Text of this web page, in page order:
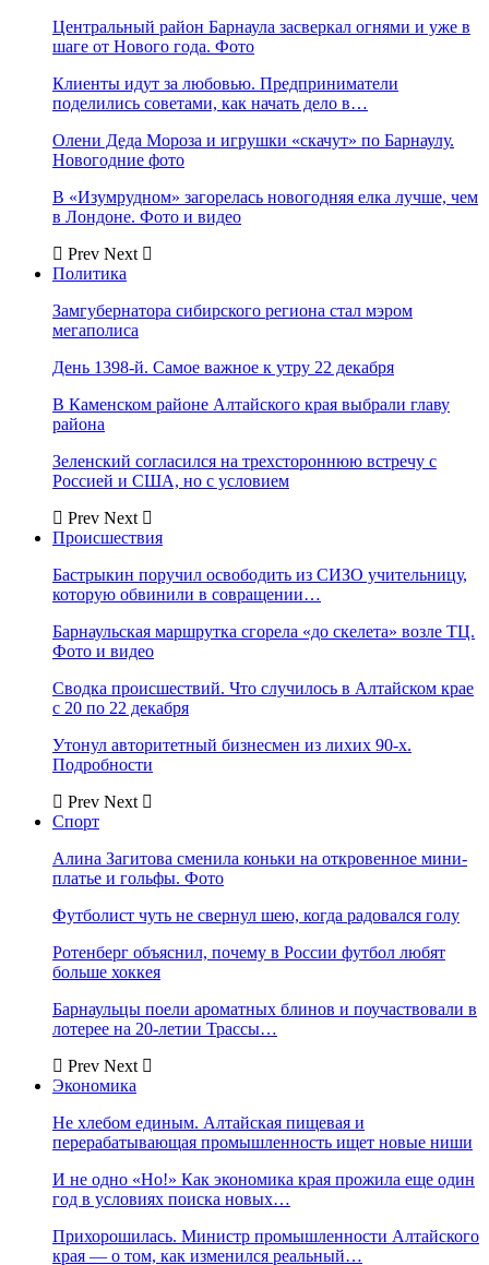
Центральный район Барнаула засверкал огнями и уже в
шаге от Нового года. Фото
Клиенты идут за любовью. Предприниматели
поделились советами, как начать дело в…
Олени Деда Мороза и игрушки «скачут» по Барнаулу.
Новогодние фото
В «Изумрудном» загорелась новогодняя елка лучше, чем
в Лондоне. Фото и видео
Prev Next
Политика
Замгубернатора сибирского региона стал мэром
мегаполиса
День 1398-й. Самое важное к утру 22 декабря
В Каменском районе Алтайского края выбрали главу
района
Зеленский согласился на трехстороннюю встречу с
Россией и США, но с условием
Prev Next
Происшествия
Бастрыкин поручил освободить из СИЗО учительницу,
которую обвинили в совращении…
Барнаульская маршрутка сгорела «до скелета» возле ТЦ.
Фото и видео
Сводка происшествий. Что случилось в Алтайском крае
с 20 по 22 декабря
Утонул авторитетный бизнесмен из лихих 90-х.
Подробности
Prev Next
Спорт
Алина Загитова сменила коньки на откровенное мини-
платье и гольфы. Фото
Футболист чуть не свернул шею, когда радовался голу
Ротенберг объяснил, почему в России футбол любят
больше хоккея
Барнаульцы поели ароматных блинов и поучаствовали в
лотерее на 20-летии Трассы…
Prev Next
Экономика
Не хлебом единым. Алтайская пищевая и
перерабатывающая промышленность ищет новые ниши
И не одно «Но!» Как экономика края прожила еще один
год в условиях поиска новых…
Прихорошилась. Министр промышленности Алтайского
края — о том, как изменился реальный…